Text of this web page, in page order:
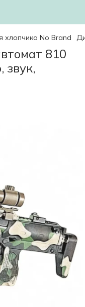
хлопчика No Brand
810
звук,